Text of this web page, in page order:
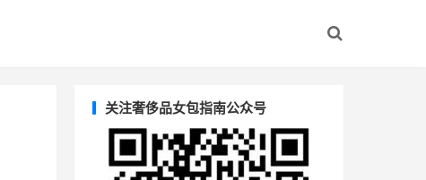
关注奢侈品女包指南公众号